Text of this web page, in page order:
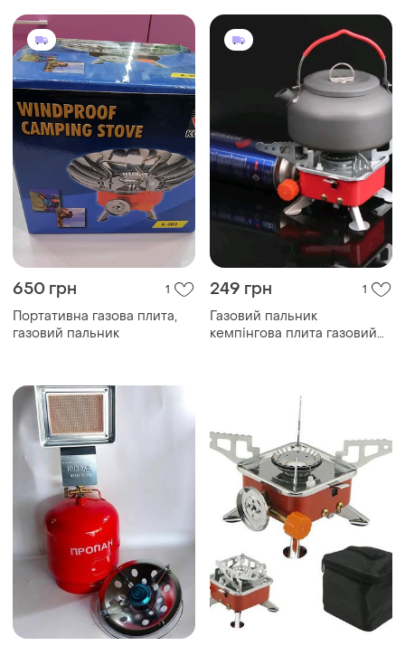
650 грн 1
Портативна газова плита,
газовий пальник
249 грн 1
Газовий пальник
кемпінгова плита газовий